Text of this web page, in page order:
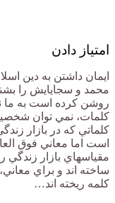
امتیاز دادن
ايمان داشتن به دين
محمد و سجايايش را
روشن كرده است به ما
كلمات، نمي توان
كلماتي كه در بازار
است اما معاني فوق
مقياسهاي بازار زندگي
ساخته اند و براي
كلمه ريخته اند…